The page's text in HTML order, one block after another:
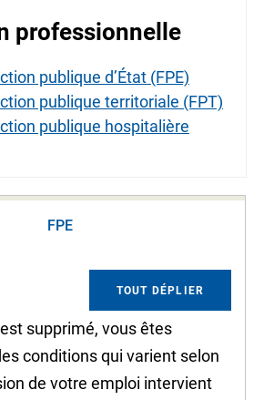
professionnelle
publique d’État (FPE)
publique territoriale (FPT)
publique hospitalière
FPE
TOUT DÉPLIER
supprimé, vous êtes
conditions qui varient selon
de votre emploi intervient